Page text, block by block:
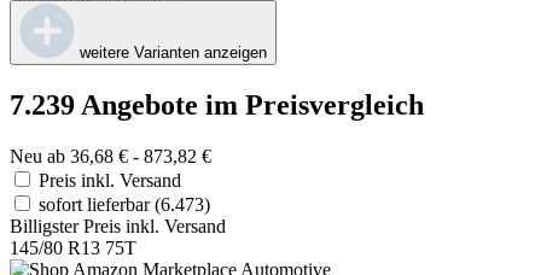
weitere Varianten anzeigen
7.239 Angebote im Preisvergleich
Neu ab 36,68 € - 873,82 €
Preis inkl. Versand
sofort lieferbar(6.473)
Billigster Preis inkl. Versand
145/80 R13 75T